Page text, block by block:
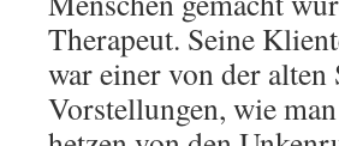
Therapeut. Seine
war einer von der
Vorstellungen, wie